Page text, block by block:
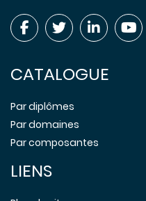
CATALOGUE
Par diplômes
Par domaines
Par composantes
LIENS